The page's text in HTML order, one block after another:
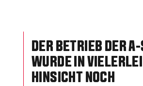
DER BETRIEB DER
WURDE IN VIELERLEI
HINSICHT NOCH